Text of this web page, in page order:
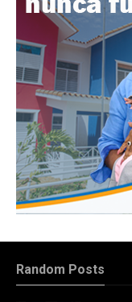
Random Posts